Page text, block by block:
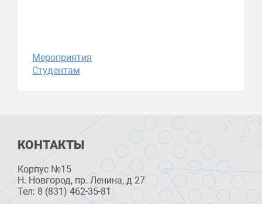
Мероприятия
Студентам
КОНТАКТЫ
Корпус №15
Н. Новгород, пр. Ленина, д 27
Тел: 8 (831) 462-35-81